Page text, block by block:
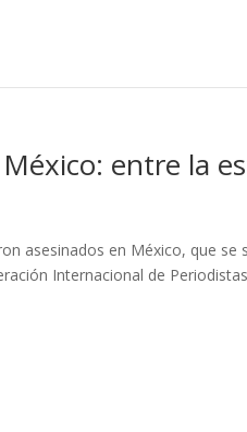
entre la
asesinados en México, que
Internacional de